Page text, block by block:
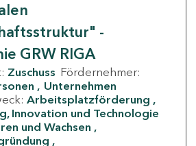
-
GRW RIGA
Zuschuss Fördernehmer:
Unternehmen
Arbeitsplatzförderung
Innovation und Technologie
und Wachsen